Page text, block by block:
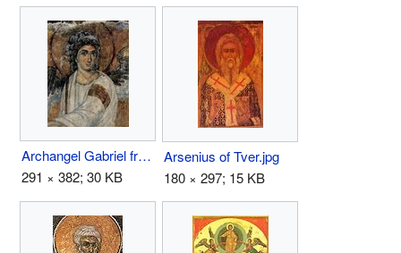
Archangel Gabriel fresco.jpg
291 × 382; 30 KB
Arsenius of Tver.jpg
180 × 297; 15 KB